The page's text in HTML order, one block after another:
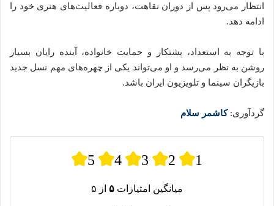
انتظار می‌رود پس از دوران نقاهت، دوباره فعالیت‌های هنری خود را
ادامه دهد.
با توجه به استعداد، پشتکار و حمایت خانواده، آینده رایان بسیار
روشن به نظر می‌رسد و او می‌تواند یکی از چهره‌های مهم نسل جدید
بازیگران سینما و تلویزیون ایران باشد.
گردآوری:کاشمر سلام
5 4 3 2 1
میانگین امتیازات ۵ از ۵